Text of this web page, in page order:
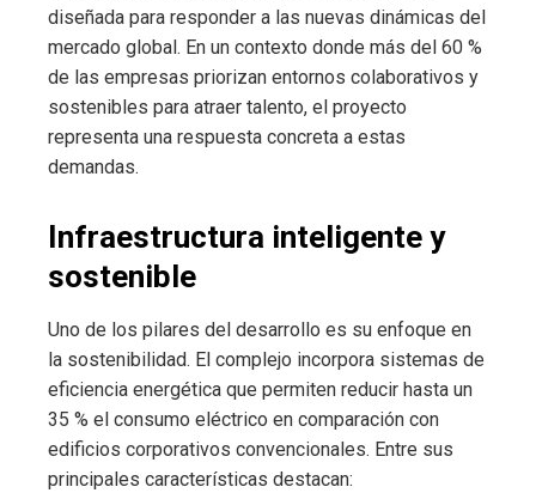
diseñada para responder a las nuevas dinámicas del
mercado global. En un contexto donde más del 60 %
de las empresas priorizan entornos colaborativos y
sostenibles para atraer talento, el proyecto
representa una respuesta concreta a estas
demandas.
Infraestructura inteligente y
sostenible
Uno de los pilares del desarrollo es su enfoque en
la sostenibilidad. El complejo incorpora sistemas de
eficiencia energética que permiten reducir hasta un
35 % el consumo eléctrico en comparación con
edificios corporativos convencionales. Entre sus
principales características destacan: